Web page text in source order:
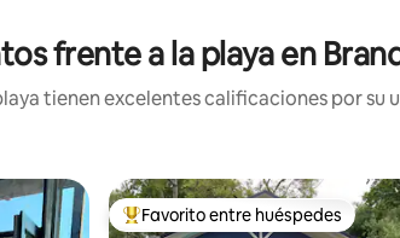
frente a la playa en
tienen excelentes calificaciones por
De los mejores en Favorito entre
Favorito entre huéspedes